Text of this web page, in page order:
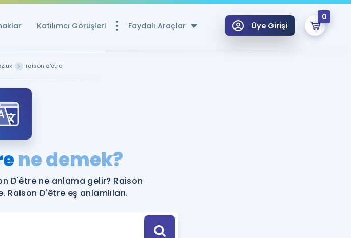
Katılımcı Görüşleri Faydalı Araçlar
Ücretsiz Kaynaklar
YDS ve YÖKDİL Puan Hesaplama Aracı
YDS ve YÖKDİL'e Hazırlananlar için Öneriler
Tüm ÖSYM Sınavları Tek Takvimde
Üye Girişi
0
Remzi Hoca ile seni sınava hazırlayacak onlarca eğitim seni bekliyor!
raison d'être
ne demek?
D'être ne anlama gelir? Raison
D'être eş anlamlıları.